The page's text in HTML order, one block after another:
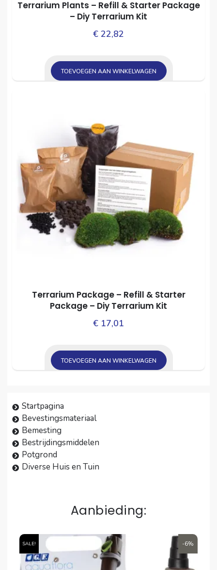
Terrarium Plants – Refill & Starter Package
– Diy Terrarium Kit
€ 22,82
TOEVOEGEN AAN WINKELWAGEN
Terrarium Package – Refill & Starter
Package – Diy Terrarium Kit
€ 17,01
TOEVOEGEN AAN WINKELWAGEN
Startpagina
Bevestingsmateriaal
Bemesting
Bestrijdingsmiddelen
Potgrond
Diverse Huis en Tuin
Aanbieding:
-6%
SALE!